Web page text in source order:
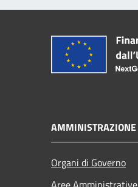
AMMINISTRAZIONE
Organi di Governo